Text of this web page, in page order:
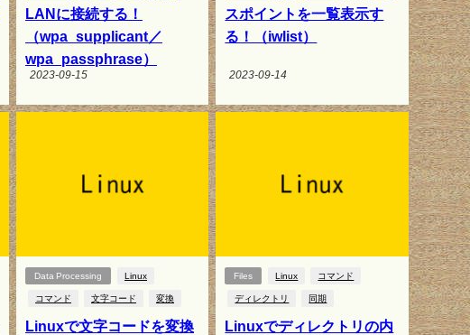
LANに接続する！
（wpa_supplicant／
wpa_passphrase）
2023-09-15
スポイントを一覧表示す
る！（iwlist）
2023-09-14
Data Processing Linux
コマンド 文字コード 変換
Linuxで文字コードを変換
Files Linux コマンド
ディレクトリ 同期
Linuxでディレクトリの内